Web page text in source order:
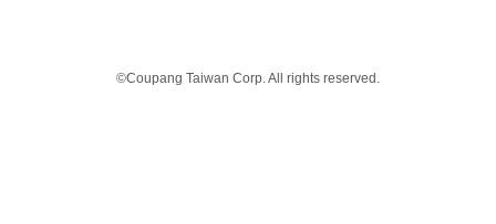
©Coupang Taiwan Corp. All rights reserved.